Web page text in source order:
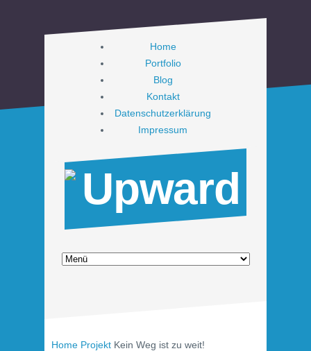
Home
Portfolio
Blog
Kontakt
Datenschutzerklärung
Impressum
Home Projekt Kein Weg ist zu weit!